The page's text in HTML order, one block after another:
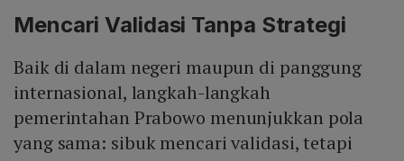
Mencari Validasi Tanpa Strategi
Baik di dalam negeri maupun di panggung
internasional, langkah-langkah
pemerintahan Prabowo menunjukkan pola
yang sama: sibuk mencari validasi, tetapi